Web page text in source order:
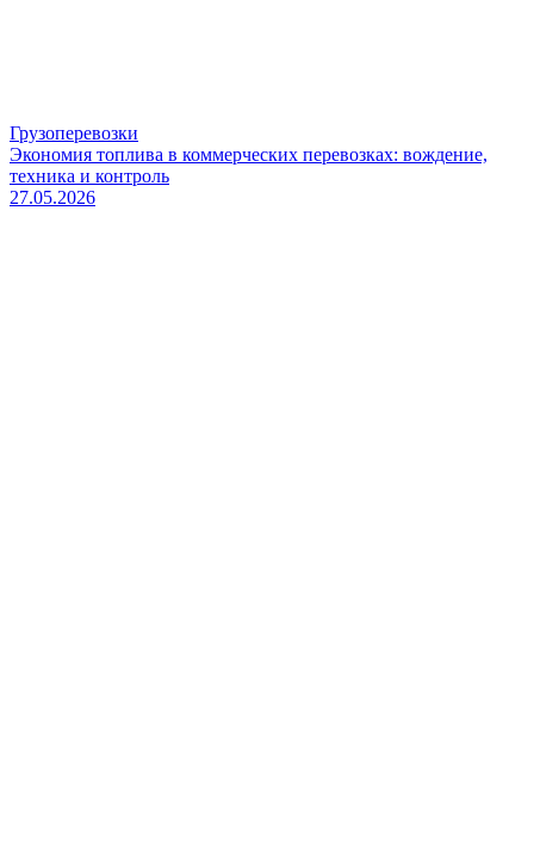
Грузоперевозки
Экономия топлива в коммерческих перевозках: вождение,
техника и контроль
27.05.2026